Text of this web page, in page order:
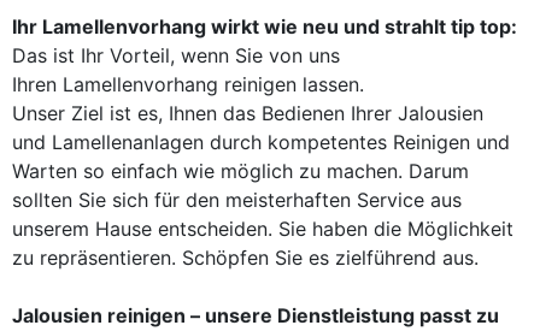
Ihr Lamellenvorhang wirkt wie neu und strahlt tip top:
Das ist Ihr Vorteil, wenn Sie von uns
Ihren Lamellenvorhang reinigen lassen.
Unser Ziel ist es, Ihnen das Bedienen Ihrer Jalousien
und Lamellenanlagen durch kompetentes Reinigen und
Warten so einfach wie möglich zu machen. Darum
sollten Sie sich für den meisterhaften Service aus
unserem Hause entscheiden. Sie haben die Möglichkeit
zu repräsentieren. Schöpfen Sie es zielführend aus.
Jalousien reinigen – unsere Dienstleistung passt zu